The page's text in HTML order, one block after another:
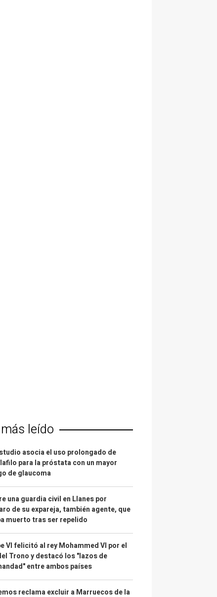
leído
asocia el uso prolongado de
para la próstata con un mayor
de glaucoma
una guardia civil en Llanes por
de su expareja, también agente, que
muerto tras ser repelido
VI felicitó al rey Mohammed VI por el
Trono y destacó los "lazos de
entre ambos países
reclama excluir a Marruecos de la